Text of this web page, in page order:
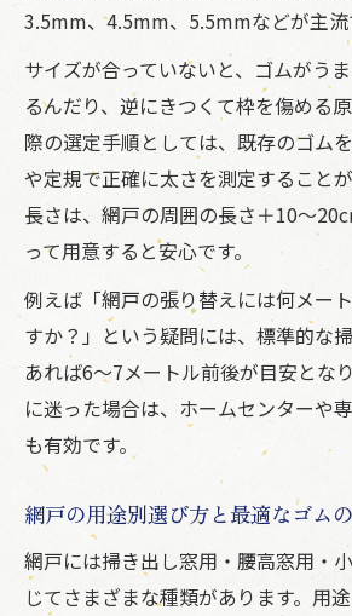
3.5mm、4.5mm、5.5mmなどが主流
サイズが合っていないと、ゴムがう
るんだり、逆にきつくて枠を傷める
際の選定手順としては、既存のゴム
や定規で正確に太さを測定すること
長さは、網戸の周囲の長さ＋10～
って用意すると安心です。
例えば「網戸の張り替えには何メー
すか？」という疑問には、標準的な
あれば6～7メートル前後が目安とな
に迷った場合は、ホームセンターや
も有効です。
網戸の用途別選び方と最適なゴム
網戸には掃き出し窓用・腰高窓用・
じてさまざまな種類があります。用